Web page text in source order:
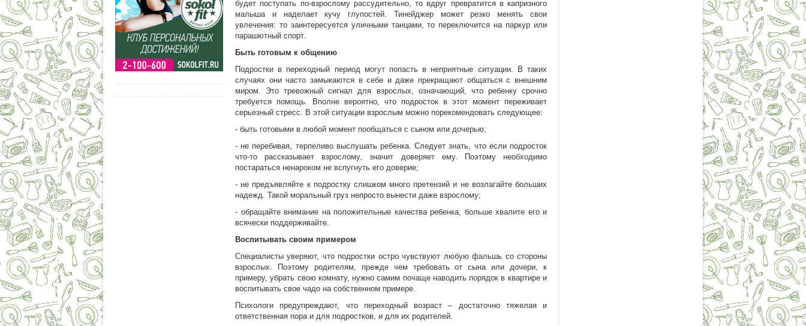
будет поступать по-взрослому рассудительно, то вдруг превратится в капризного
малыша и наделает кучу глупостей. Тинейджер может резко менять свои
увлечения: то заинтересуется уличными танцами, то переключится на паркур или
парашютный спорт.
Быть готовым к общению
Подростки в переходный период могут попасть в неприятные ситуации. В таких
случаях они часто замыкаются в себе и даже прекращают общаться с внешним
миром. Это тревожный сигнал для взрослых, означающий, что ребенку срочно
требуется помощь. Вполне вероятно, что подросток в этот момент переживает
серьезный стресс. В этой ситуации взрослым можно порекомендовать следующее:
- быть готовыми в любой момент пообщаться с сыном или дочерью;
- не перебивая, терпеливо выслушать ребенка. Следует знать, что если подросток
что-то рассказывает взрослому, значит доверяет ему. Поэтому необходимо
постараться ненароком не вспугнуть его доверие;
- не предъявляйте к подростку слишком много претензий и не возлагайте больших
надежд. Такой моральный груз непросто вынести даже взрослому;
- обращайте внимание на положительные качества ребенка, больше хвалите его и
всячески поддерживайте.
Воспитывать своим примером
Специалисты уверяют, что подростки остро чувствуют любую фальшь со стороны
взрослых. Поэтому родителям, прежде чем требовать от сына или дочери, к
примеру, убрать свою комнату, нужно самим почаще наводить порядок в квартире и
воспитывать свое чадо на собственном примере.
Психологи предупреждают, что переходный возраст – достаточно тяжелая и
ответственная пора и для подростков, и для их родителей.